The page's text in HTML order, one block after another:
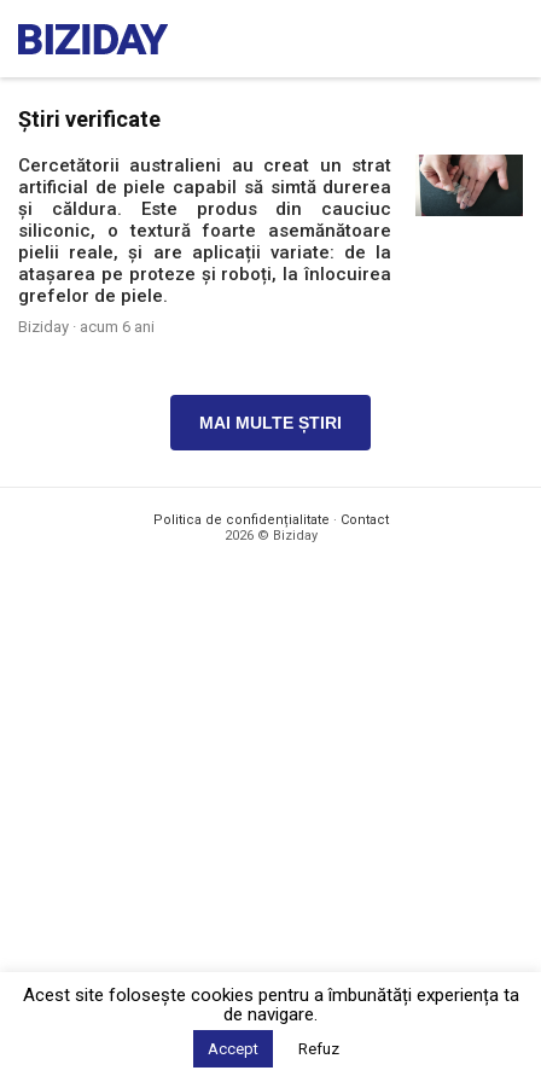
Știri verificate
Cercetătorii australieni au creat un strat
artificial de piele capabil să simtă durerea
și căldura. Este produs din cauciuc
siliconic, o textură foarte asemănătoare
pielii reale, și are aplicații variate: de la
atașarea pe proteze și roboți, la înlocuirea
grefelor de piele.
Biziday · acum 6 ani
MAI MULTE ȘTIRI
Politica de confidențialitate · Contact
2026 © Biziday
Acest site foloseşte cookies pentru a îmbunătăți experiența ta
de navigare.
Accept Refuz